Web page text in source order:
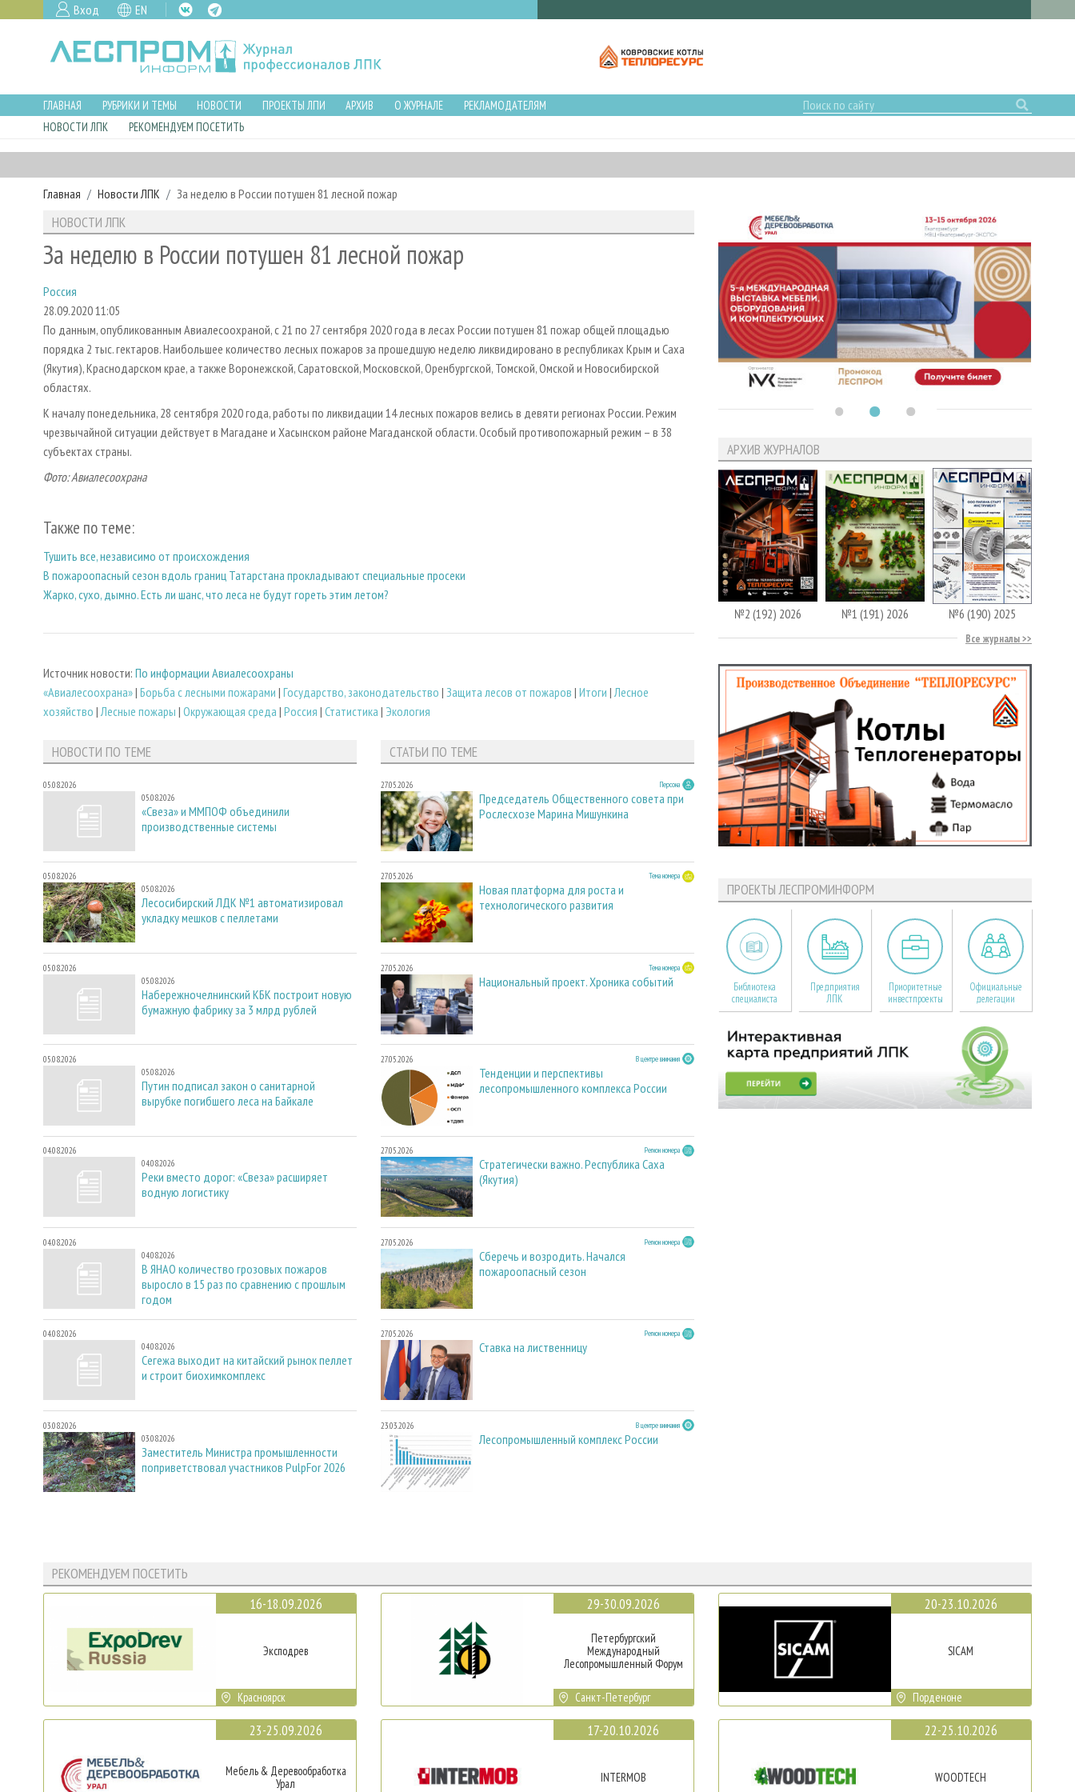
Вход EN
ГЛАВНАЯ РУБРИКИ И ТЕМЫ НОВОСТИ ПРОЕКТЫ ЛПИ АРХИВ О ЖУРНАЛЕ
РЕКЛАМОДАТЕЛЯМ
НОВОСТИ ЛПК
РЕКОМЕНДУЕМ ПОСЕТИТЬ
Главная Новости ЛПК За неделю в России потушен 81 лесной пожар
НОВОСТИ ЛПК
За неделю в России потушен 81 лесной пожар
Россия
28.09.2020 11:05
По данным, опубликованным Авиалесоохраной, с 21 по 27 сентября 2020 года в лесах России потушен 81 пожар общей площадью
порядка 2 тыс. гектаров. Наибольшее количество лесных пожаров за прошедшую неделю ликвидировано в республиках Крым и Саха
(Якутия), Краснодарском крае, а также Воронежской, Саратовской, Московской, Оренбургской, Томской, Омской и Новосибирской
областях.
К началу понедельника, 28 сентября 2020 года, работы по ликвидации 14 лесных пожаров велись в девяти регионах России. Режим
чрезвычайной ситуации действует в Магадане и Хасынском районе Магаданской области. Особый противопожарный режим – в 38
субъектах страны.
Фото: Авиалесоохрана
Также по теме:
Тушить все, независимо от происхождения
В пожароопасный сезон вдоль границ Татарстана прокладывают специальные просеки
Жарко, сухо, дымно. Есть ли шанс, что леса не будут гореть этим летом?
Источник новости: По информации Авиалесоохраны
«Авиалесоохрана»| Борьба с лесными пожарами | Государство, законодательство | Защита лесов от пожаров | Итоги |Лесное
хозяйство |Лесные пожары | Окружающая среда | Россия | Статистика | Экология
НОВОСТИ ПО ТЕМЕ
05.08.2026
05.08.2026
«Свеза» и ММПОФ объединили
производственные системы
05.08.2026
05.08.2026
Лесосибирский ЛДК №1 автоматизировал
укладку мешков с пеллетами
05.08.2026
05.08.2026
Набережночелнинский КБК построит новую
бумажную фабрику за 3 млрд рублей
05.08.2026
05.08.2026
Путин подписал закон о санитарной
вырубке погибшего леса на Байкале
04.08.2026
04.08.2026
Реки вместо дорог: «Свеза» расширяет
водную логистику
04.08.2026
04.08.2026
В ЯНАО количество грозовых пожаров
выросло в 15 раз по сравнению с прошлым
годом
04.08.2026
04.08.2026
Сегежа выходит на китайский рынок пеллет
и строит биохимкомплекс
03.08.2026
03.08.2026
Заместитель Министра промышленности
поприветствовал участников PulpFor 2026
СТАТЬИ ПО ТЕМЕ
27.05.2026 Персона
Председатель Общественного совета при
Рослесхозе Марина Мишункина
27.05.2026 Тема номера
Новая платформа для роста и
технологического развития
27.05.2026 Тема номера
Национальный проект. Хроника событий
27.05.2026 В центре внимания
Тенденции и перспективы
лесопромышленного комплекса России
27.05.2026 Регион номера
Стратегически важно. Республика Саха
(Якутия)
27.05.2026 Регион номера
Сберечь и возродить. Начался
пожароопасный сезон
27.05.2026 Регион номера
Ставка на лиственницу
23.03.2026 В центре внимания
Лесопромышленный комплекс России
АРХИВ ЖУРНАЛОВ
№2 (192) 2026 №1 (191) 2026 №6 (190) 2025
Все журналы
ПРОЕКТЫ ЛЕСПРОМИНФОРМ
Библиотека
специалиста
Предприятия
ЛПК
Приоритетные
инвестпроекты
Официальные
делегации
РЕКОМЕНДУЕМ ПОСЕТИТЬ
16-18.09.2026
Эксподрев
Красноярск
23-25.09.2026
Мебель & Деревообработка
Урал
29-30.09.2026
Петербургский
Международный
Лесопромышленный Форум
Санкт-Петербург
17-20.10.2026
INTERMOB
20-23.10.2026
SICAM
Порденоне
22-25.10.2026
WOODTECH